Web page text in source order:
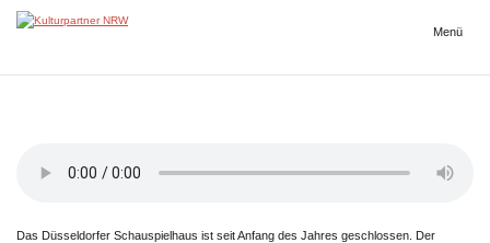
Inhalt
NRW
Menü
Das Düsseldorfer Schauspielhaus ist seit Anfang des Jahres geschlossen. Der